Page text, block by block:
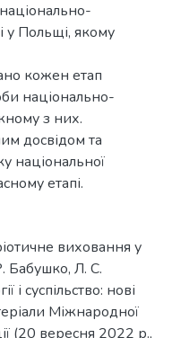
у Польщі, якому
кожен етап
національно-
з них.
досвідом та
національної
етапі.
виховання у
Бабушко, Л. С.
і суспільство: нові
Міжнародної
(20 вересня 2022 р.,